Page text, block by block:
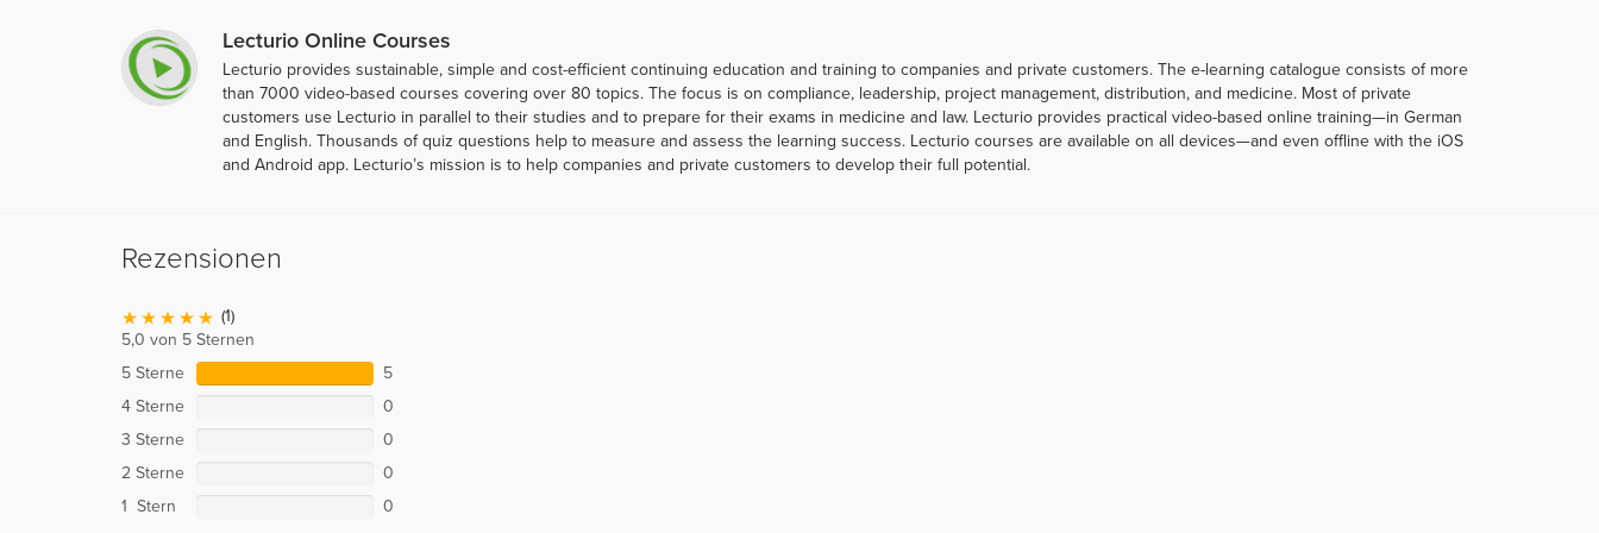
Lecturio Online Courses
Lecturio provides sustainable, simple and cost-efficient continuing education and training to companies and private customers. The e-learning catalogue consists of more
than 7000 video-based courses covering over 80 topics. The focus is on compliance, leadership, project management, distribution, and medicine. Most of private
customers use Lecturio in parallel to their studies and to prepare for their exams in medicine and law. Lecturio provides practical video-based online training—in German
and English. Thousands of quiz questions help to measure and assess the learning success. Lecturio courses are available on all devices—and even offline with the iOS
and Android app. Lecturio’s mission is to help companies and private customers to develop their full potential.
Rezensionen
(1)
5,0 von 5 Sternen
5 Sterne
5
4 Sterne
0
3 Sterne
0
2 Sterne
0
1 Stern
0